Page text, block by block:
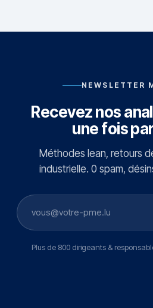
NEWSLETTER
Recevez nos
une fois
Méthodes lean, retours
industrielle. 0 spam,
Plus de 800 dirigeants &